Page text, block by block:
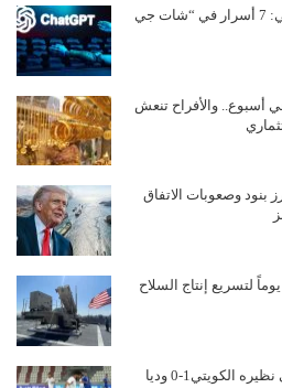
من مجرد محادثة إلى مساعد رقمي: 7 أسرار في “شات جي
يرتقي 6 دنانير في أسبوع.. والأفراح تنعش
بنود وصعوبات الاتفاق
البنتاغون يمهل شركات الدفاع 21 يوماً لتسريع إنتاج السلاح